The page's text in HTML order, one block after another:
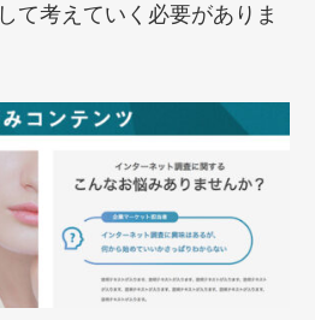
て考えていく必要がありま